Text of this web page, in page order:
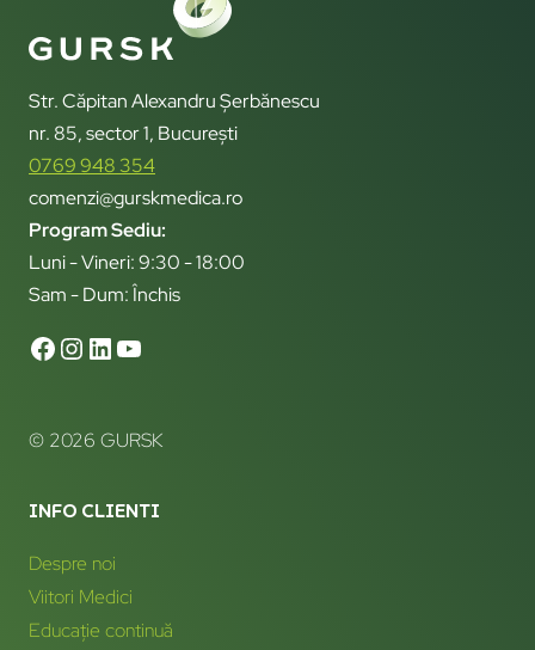
Str. Căpitan Alexandru Șerbănescu
nr. 85, sector 1, București
0769 948 354
comenzi@gurskmedica.ro
Program Sediu:
Luni - Vineri: 9:30 - 18:00
Sam - Dum: Închis
© 2026 GURSK
INFO CLIENTI
Despre noi
Viitori Medici
Educație continuă